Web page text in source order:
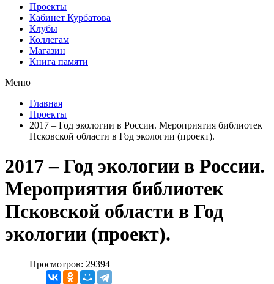
Проекты
Кабинет Курбатова
Клубы
Коллегам
Магазин
Книга памяти
Меню
Главная
Проекты
2017 – Год экологии в России. Мероприятия библиотек
Псковской области в Год экологии (проект).
2017 – Год экологии в России.
Мероприятия библиотек
Псковской области в Год
экологии (проект).
Просмотров: 29394